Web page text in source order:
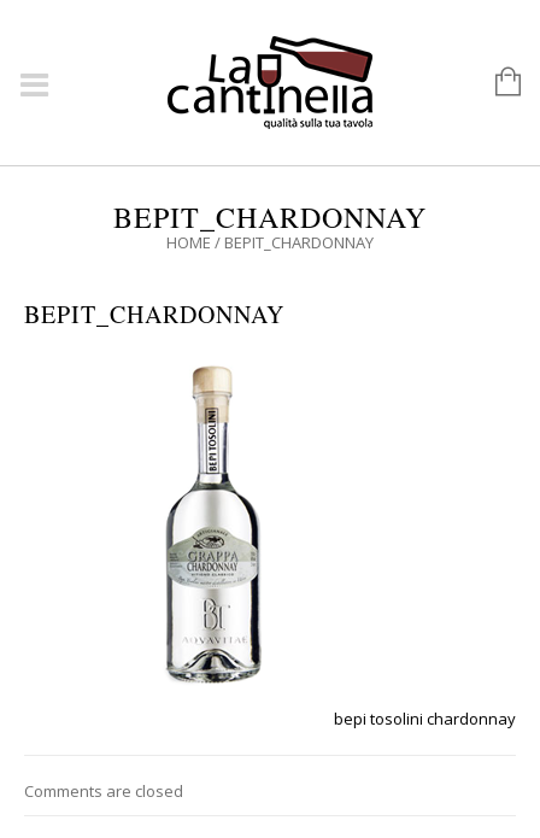
BEPIT_CHARDONNAY
HOME / BEPIT_CHARDONNAY
BEPIT_CHARDONNAY
bepi tosolini chardonnay
Comments are closed